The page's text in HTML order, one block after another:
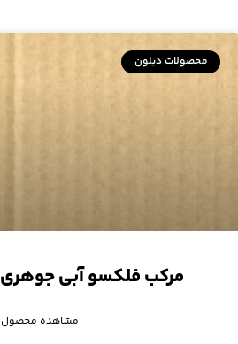
محصولات دیلون
مرکب فلکسو آبی جوهری ۵۵۱۵۰ دیلون
مشاهده محصول